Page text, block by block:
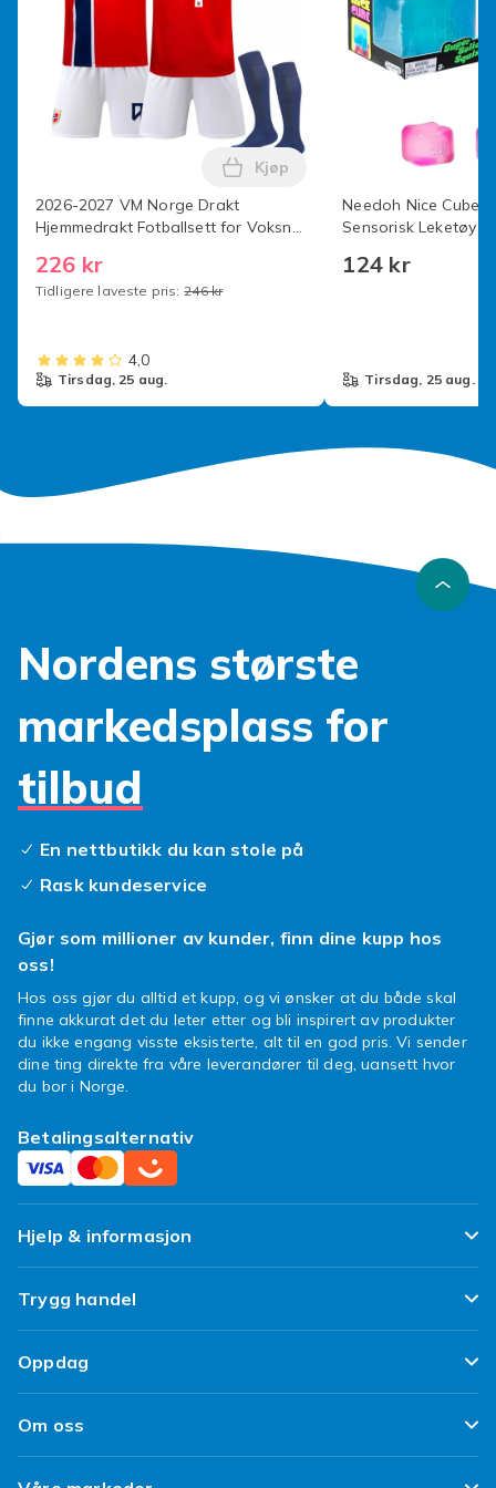
2026-2027 VM Norge Drakt
Hjemmedrakt Fotballsett for Voksne
130cm) Nr.9 Haaland Nr.9 Haaland
22
226 kr
Tidligere laveste pris: 246 kr
Legg 2026-2027 VM Norge
Kjøp
4,0
tirsdag, 25 aug.
Needoh Nice Cube
Sensorisk Leketøy
124 kr
tirsdag, 25 aug.
Nordens største
markedsplass for
tilbud
En nettbutikk du kan stole på
Rask kundeservice
Gjør som millioner av kunder, finn dine kupp hos
oss!
Hos oss gjør du alltid et kupp, og vi ønsker at du både skal
finne akkurat det du leter etter og bli inspirert av produkter
du ikke engang visste eksisterte, alt til en god pris. Vi sender
dine ting direkte fra våre leverandører til deg, uansett hvor
du bor i Norge.
Betalingsalternativ
Hjelp & informasjon
Ofte stilte spørsmål
Spor pakken min
Angre & returner her
Leverering
Trygg handel
Fornøyd kunde-løfte
Kundeanmeldelser
Oppdag
Design dine egne klær
Design ditt eget mobildeksel
Om oss
Om Fyndiq